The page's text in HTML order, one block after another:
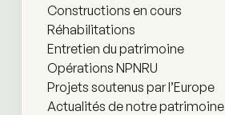
Constructions en cours
Réhabilitations
Entretien du patrimoine
Opérations NPNRU
Projets soutenus par l’Europe
Actualités de notre patrimoine